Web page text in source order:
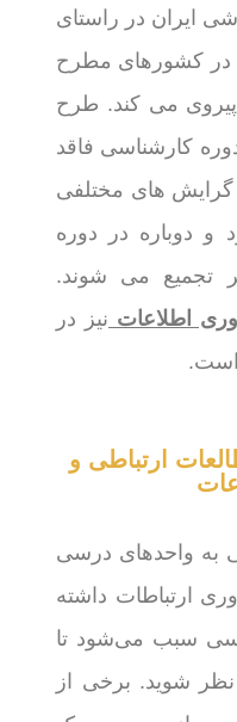
ایران در راستای
در کشورهای مطرح
پیروی می کند. طرح
کارشناسی فاقد
های مختلفی
و دوباره در دوره
تجمیع می شوند.
اطلاعات نیز در
است.
ارتباطی و
به واحدهای درسی
ارتباطات داشته
سبب می‌شود تا
نظر شوید. برخی از